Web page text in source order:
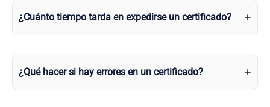
¿Cuánto tiempo tarda en expedirse un certificado?
¿Qué hacer si hay errores en un certificado?